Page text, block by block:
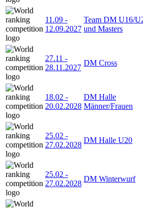
11.09 -
12.09.2027
Team DM U16/
und Masters
27.11 -
28.11.2027
DM Cross
18.02 -
20.02.2028
DM Halle
Männer/Frauen
25.02 -
27.02.2028
DM Halle U20
25.02 -
27.02.2028
DM Winterwurf